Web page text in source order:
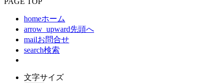
homeホーム
arrow_upward先頭へ
mailお問合せ
search検索
文字サイズ